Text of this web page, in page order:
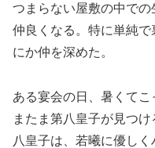
つまらない屋敷の中で
仲良くなる。特に単純
にか仲を深めた。
ある宴会の日、暑くて
またま第八皇子が見つ
八皇子は、若曦に優し